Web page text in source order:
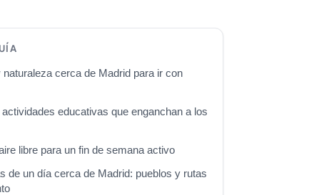
naturaleza cerca de Madrid para ir con
educativas que enganchan a los
libre para un fin de semana activo
de un día cerca de Madrid: pueblos y rutas